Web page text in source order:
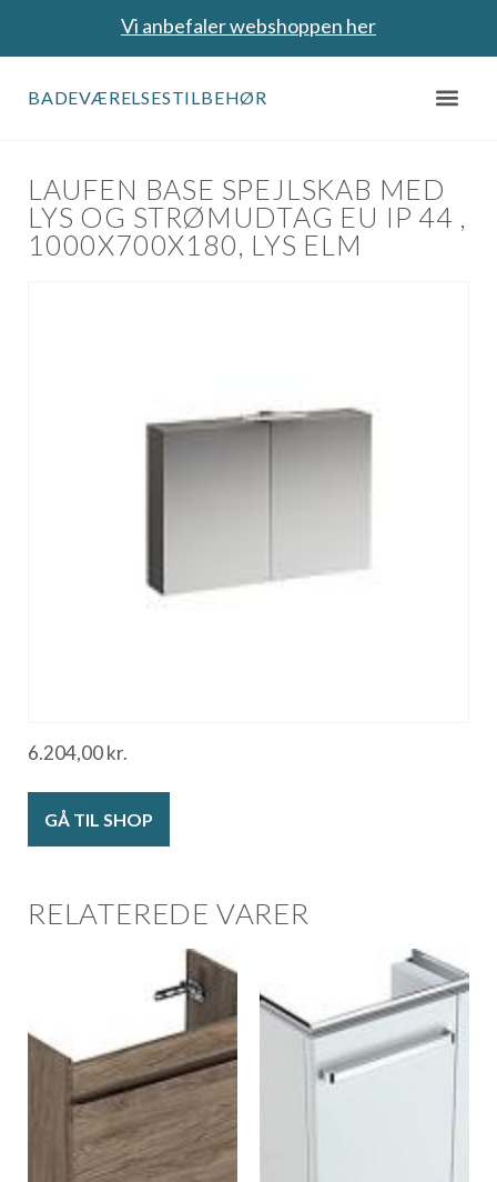
Vi anbefaler webshoppen her
BADEVÆRELSESTILBEHØR
LAUFEN BASE SPEJLSKAB MED
LYS OG STRØMUDTAG EU IP 44 ,
1000X700X180, LYS ELM
6.204,00kr.
GÅ TIL SHOP
RELATEREDE VARER